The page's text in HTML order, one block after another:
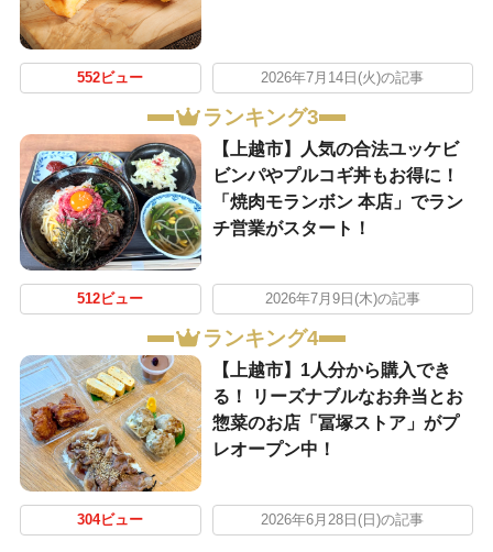
552ビュー 2026年7月14日(火)の記事
ランキング3
【上越市】人気の合法ユッケビ
ビンパやプルコギ丼もお得に！
「焼肉モランボン 本店」でラン
チ営業がスタート！
512ビュー 2026年7月9日(木)の記事
ランキング4
【上越市】1人分から購入でき
る！ リーズナブルなお弁当とお
惣菜のお店「冨塚ストア」がプ
レオープン中！
304ビュー 2026年6月28日(日)の記事